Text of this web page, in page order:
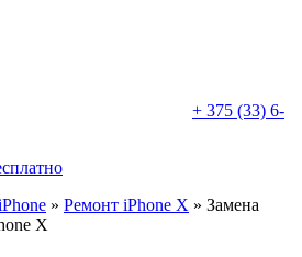
+ 375 (33) 6-
» Ремонт iPhone X » Замена
X